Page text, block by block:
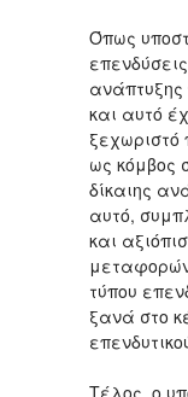
Όπως
και αυτό
ξεχωριστό
ως κόμβος
δίκαιης
αυτό,
και
μεταφορών
τύπου
ξανά στο
Τέλος, ο